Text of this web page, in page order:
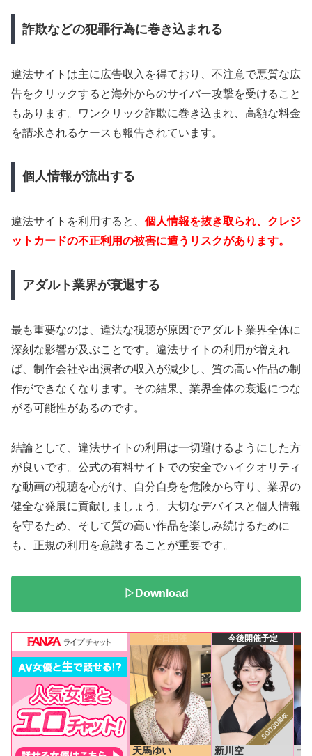
詐欺などの犯罪行為に巻き込まれる
違法サイトは主に広告収入を得ており、不注意で悪質な広
告をクリックすると海外からのサイバー攻撃を受けること
もあります。ワンクリック詐欺に巻き込まれ、高額な料金
を請求されるケースも報告されています。
個人情報が流出する
違法サイトを利用すると、 個人情報を抜き取られ、クレジ
ットカードの不正利用の被害に遭うリスクがあります。
アダルト業界が衰退する
最も重要なのは、違法な視聴が原因でアダルト業界全体に
深刻な影響が及ぶことです。違法サイトの利用が増えれ
ば、制作会社や出演者の収入が減少し、質の高い作品の制
作ができなくなります。その結果、業界全体の衰退につな
がる可能性があるのです。
結論として、違法サイトの利用は一切避けるようにした方
が良いです。公式の有料サイトでの安全でハイクオリティ
な動画の視聴を心がけ、自分自身を危険から守り、業界の
健全な発展に貢献しましょう。大切なデバイスと個人情報
を守るため、そして質の高い作品を楽しみ続けるために
も、正規の利用を意識することが重要です。
▷Download